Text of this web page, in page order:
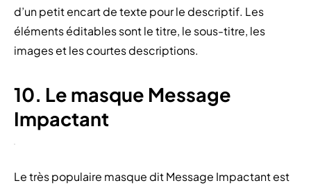
d’un petit encart de texte pour le descriptif. Les
éléments éditables sont le titre, le sous-titre, les
images et les courtes descriptions.
10. Le masque Message
Impactant
Le très populaire masque dit Message Impactant est